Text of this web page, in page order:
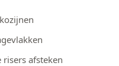
afsteken